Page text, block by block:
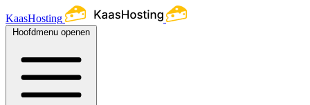
KaasHosting
Hoofdmenu openen